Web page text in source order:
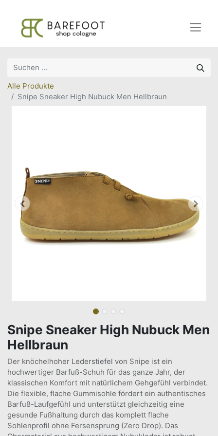
Alle Produkte
Snipe Sneaker High Nubuck Men Hellbraun
Snipe Sneaker High Nubuck Men
Hellbraun
Der knöchelhoher Lederstiefel von Snipe ist ein
hochwertiger Barfuß-Schuh für das ganze Jahr, der
klassischen Komfort mit natürlichem Gehgefühl verbindet.
Die flexible, flache Gummisohle fördert ein authentisches
Barfuß-Laufgefühl und unterstützt gleichzeitig eine
gesunde Fußhaltung durch das komplett flache
Sohlenprofil ohne Fersensprung (Zero Drop). Das